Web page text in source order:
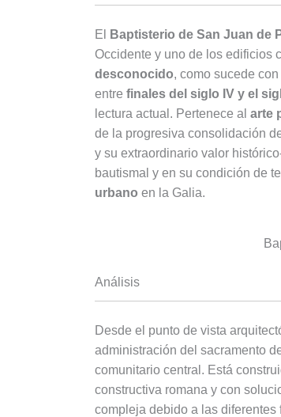
El Baptisterio de San Juan de
Occidente y uno de los edificios
desconocido, como sucede
entre finales del siglo IV y el
lectura actual. Pertenece al arte
de la progresiva consolidación
y su extraordinario valor
bautismal y en su condición de
urbano en la Galia.
Análisis
Desde el punto de vista
administración del sacramento
comunitario central. Está
constructiva romana y con
compleja debido a las